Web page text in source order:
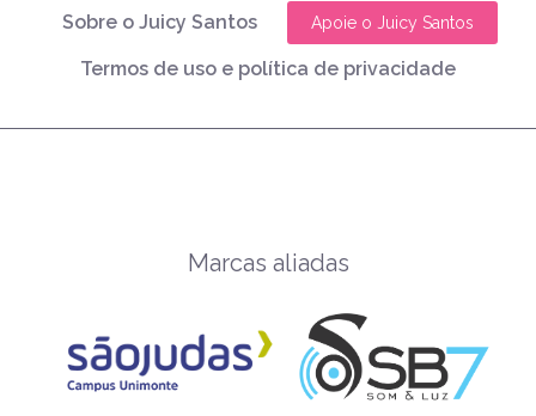
Sobre o Juicy Santos Apoie o Juicy Santos
Termos de uso e política de privacidade
Marcas aliadas